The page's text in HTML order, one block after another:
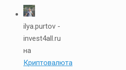
ilya.purtov -
invest4all.ru
на
Криптовалюта